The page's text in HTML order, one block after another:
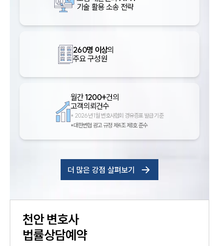
기술 활용 소송 전략
260명 이상의
주요 구성원
월간1200+건의
고객의뢰건수
* 2026년 1월 변호사협회 경유증표 발급 기준
*대한변협 광고 규정 제4조 제1호 준수
더 많은 강점 살펴보기
천안변호사
법률상담예약